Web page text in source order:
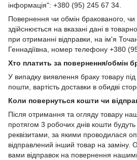
інформація": +380 (95) 245 67 34.
Повернення чи обмін бракованого,
здійснюється на вказані дані в
при отриманні відправки, на ім'я
Геннадіївна, номер телефону +380
Хто платить за повернення/обмін
У випадку виявлення браку товару під
пошти, вартість доставки в обидві
Коли повернуться кошти чи
Після отримання та огляду товару
протягом 3 робочих днів кошти будуть
реквізитами, за якими проводилася
відправлений інший товар на заміну.
вами відправок на повернення